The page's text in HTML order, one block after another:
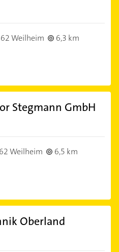
Weilheim
6,3 km
Stegmann GmbH
Weilheim
6,5 km
Oberland